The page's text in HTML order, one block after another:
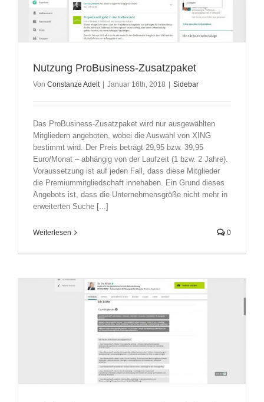
Nutzung ProBusiness-Zusatzpaket
Von Constanze Adelt Januar 16th, 2018 Sidebar
Das ProBusiness-Zusatzpaket wird nur ausgewählten
Mitgliedern angeboten, wobei die Auswahl von XING
bestimmt wird. Der Preis beträgt 29,95 bzw. 39,95
Euro/Monat – abhängig von der Laufzeit (1 bzw. 2 Jahre).
Voraussetzung ist auf jeden Fall, dass diese Mitglieder
die Premiummitgliedschaft innehaben. Ein Grund dieses
Angebots ist, dass die Unternehmensgröße nicht mehr in
erweiterten Suche [...]
Weiterlesen 0